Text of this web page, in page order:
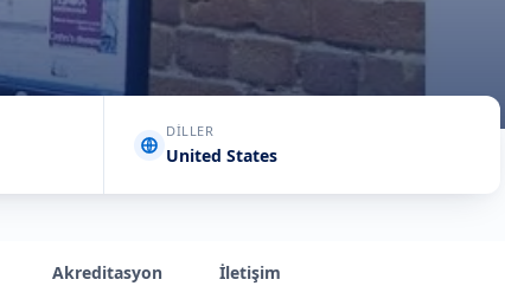
DILLER
United States
Akreditasyon İletişim